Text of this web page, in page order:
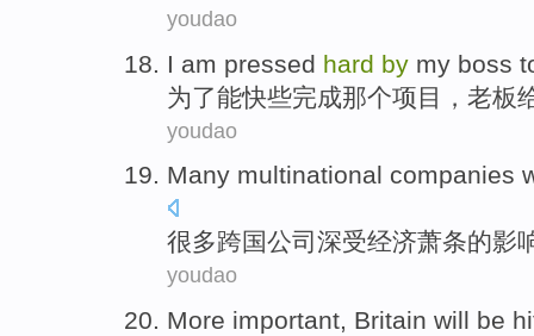
youdao
I am pressed hard by my boss
为了能快些完成那个项目 ， 老板
youdao
Many multinational companies
很多跨国公司 深受经济萧条的影
youdao
More important, Britain will be